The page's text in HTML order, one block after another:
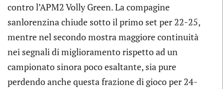
contro l’APM2 Volly Green. La compagine
sanlorenzina chiude sotto il primo set per 22-25,
mentre nel secondo mostra maggiore continuità
nei segnali di miglioramento rispetto ad un
campionato sinora poco esaltante, sia pure
perdendo anche questa frazione di gioco per 24-